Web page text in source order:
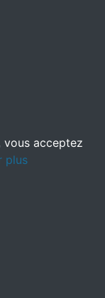
vous acceptez
plus